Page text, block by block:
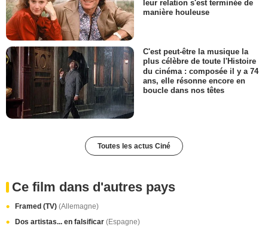
leur relation s'est terminée de
manière houleuse
C'est peut-être la musique la
plus célèbre de toute l'Histoire
du cinéma : composée il y a 74
ans, elle résonne encore en
boucle dans nos têtes
Toutes les actus Ciné
Ce film dans d'autres pays
Framed (TV) (Allemagne)
Dos artistas... en falsificar (Espagne)